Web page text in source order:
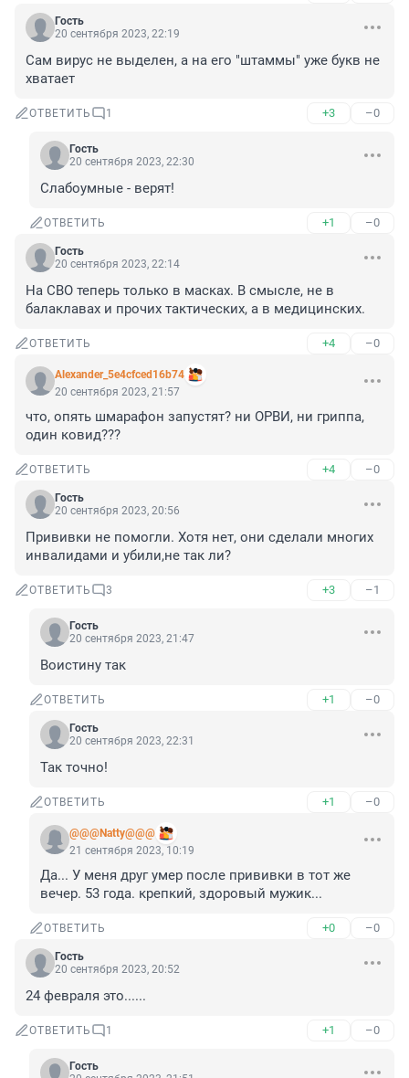
Гость
20 сентября 2023, 22:19
Сам вирус не выделен, а на его "штаммы" уже букв не
хватает
ОТВЕТИТЬ 1 +3 –0
Гость
20 сентября 2023, 22:30
Слабоумные - верят!
ОТВЕТИТЬ +1 –0
Гость
20 сентября 2023, 22:14
На СВО теперь только в масках. В смысле, не в
балаклавах и прочих тактических, а в медицинских.
ОТВЕТИТЬ +4 –0
Alexander_5e4cfced16b74
20 сентября 2023, 21:57
что, опять шмарафон запустят? ни ОРВИ, ни гриппа,
один ковид???
ОТВЕТИТЬ +4 –0
Гость
20 сентября 2023, 20:56
Прививки не помогли. Хотя нет, они сделали многих
инвалидами и убили,не так ли?
ОТВЕТИТЬ 3 +3 –1
Гость
20 сентября 2023, 21:47
Воистину так
ОТВЕТИТЬ +1 –0
Гость
20 сентября 2023, 22:31
Так точно!
ОТВЕТИТЬ +1 –0
@@@Natty@@@
21 сентября 2023, 10:19
Да... У меня друг умер после прививки в тот же
вечер. 53 года. крепкий, здоровый мужик...
ОТВЕТИТЬ +0 –0
Гость
20 сентября 2023, 20:52
24 февраля это......
ОТВЕТИТЬ 1 +1 –0
Гость